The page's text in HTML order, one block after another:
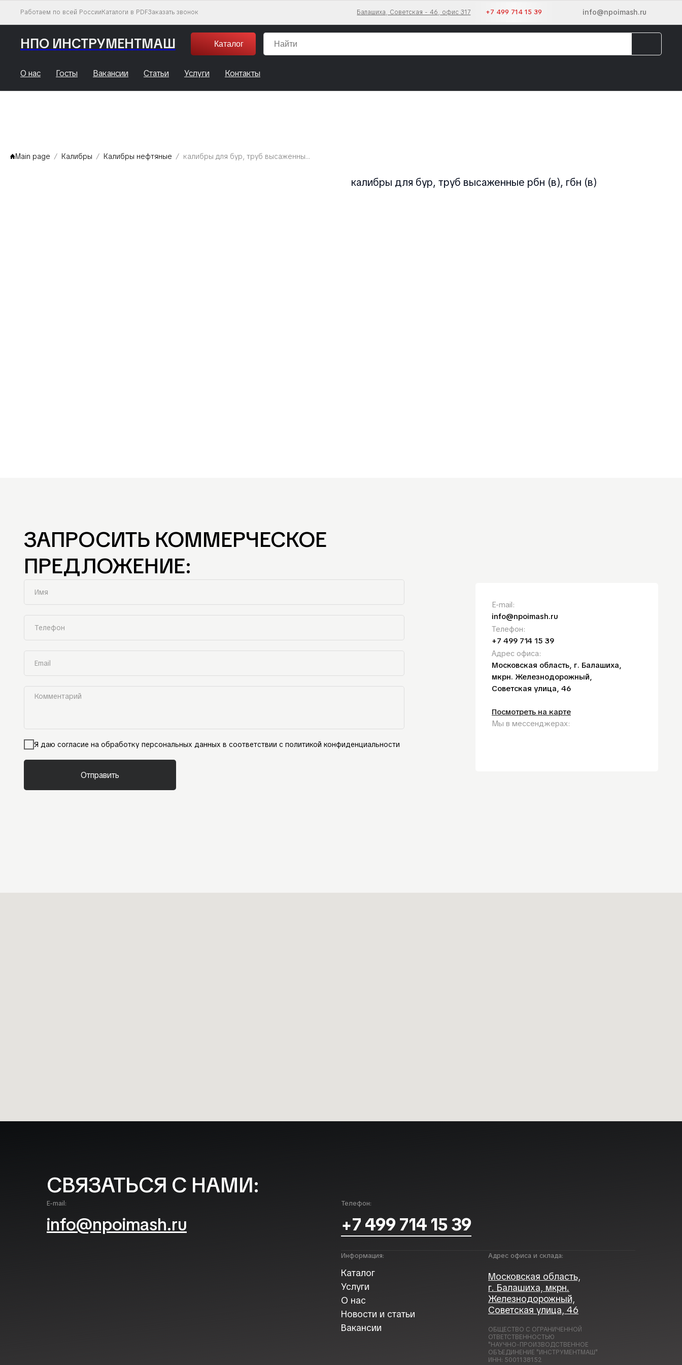
Работаем по всей РоссииКаталоги в PDFЗаказать звонок Балашиха, Советская - 46, офис 317 +7 499 714 15 39 info@npoimash.ru
НПО ИНСТРУМЕНТМАШ Каталог
О нас Госты Вакансии Статьи Услуги Контакты
Main page Калибры Калибры нефтяные калибры для бур, труб высаженные рбн (в), гбн (в)
калибры для бур, труб высаженные рбн (в), гбн (в)
E-mail:
info@npoimash.ru
Телефон:
+7 499 714 15 39
Aдрес офиса:
Московская область, г. Балашиха,
мкрн. Железнодорожный,
Советская улица, 46
Посмотреть на карте
Мы в мессенджерах:
ЗАПРОСИТЬ КОММЕРЧЕСКОЕ
ПРЕДЛОЖЕНИЕ:
Я даю согласие на обработку персональных данных в соответствии с политикой конфиденциальности
Отправить
СВЯЗАТЬСЯ С НАМИ:
E-mail:
info@npoimash.ru
Телефон:
+7 499 714 15 39
Информация:
Каталог
Услуги
О нас
Новости и статьи
Вакансии
Адрес офиса и склада:
Московская область,
г. Балашиха, мкрн.
Железнодорожный,
Советская улица, 46
ОБЩЕСТВО С ОГРАНИЧЕННОЙ
ОТВЕТСТВЕННОСТЬЮ
"НАУЧНО-ПРОИЗВОДСТВЕННОЕ
ОБЪЕДИНЕНИЕ "ИНСТРУМЕНТМАШ"
ИНН: 5001138152